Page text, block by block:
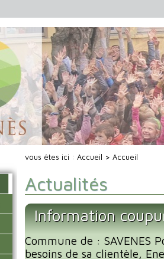
vous êtes ici : Accueil > Accueil
Actualités
Information
Commune de : SAVENES
besoins de sa clientèle,